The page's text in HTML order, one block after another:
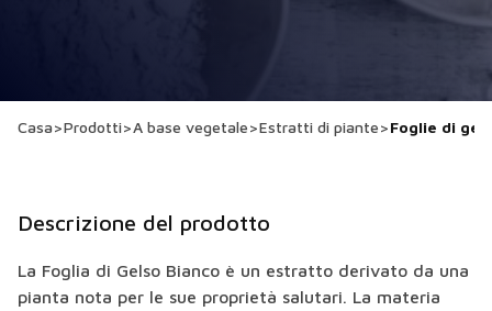
Casa>Prodotti>A base vegetale>Estratti di piante>Foglie di
Descrizione del prodotto
La Foglia di Gelso Bianco è un estratto derivato da una
pianta nota per le sue proprietà salutari. La materia